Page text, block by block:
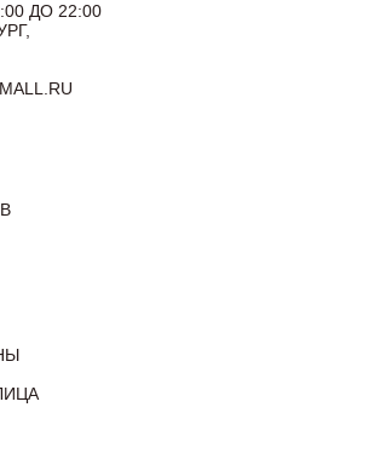
ДО 22:00